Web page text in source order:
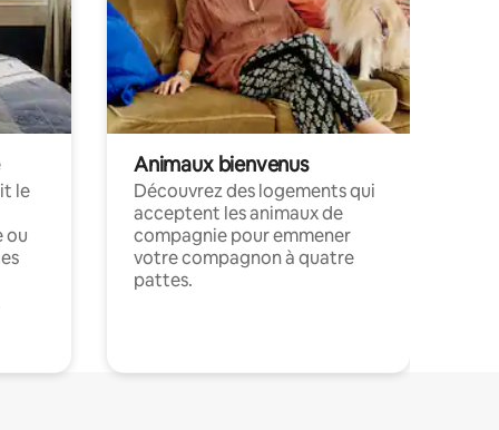
le
ou
Animaux bienvenus
Découvrez des logements qui
acceptent les animaux de
compagnie pour emmener
votre compagnon à quatre
pattes.